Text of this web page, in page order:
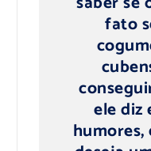
fato
ele diz